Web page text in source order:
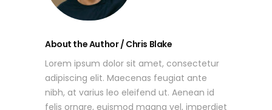
About the Author / Chris Blake
Lorem ipsum dolor sit amet, consectetur
adipiscing elit. Maecenas feugiat ante
nibh, at varius leo eleifend ut. Aenean id
felis ornare, euismod magna vel, imperdiet